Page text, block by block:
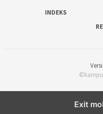
INDEKS
Exit